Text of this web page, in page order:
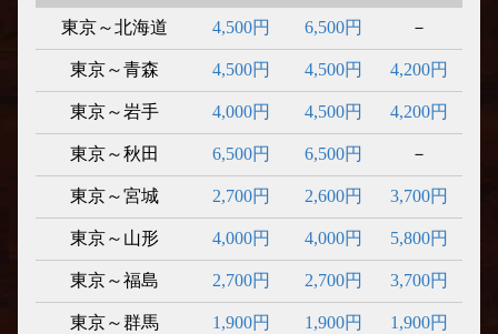
東京～北海道 4,500円 6,500円 －
東京～青森 4,500円 4,500円 4,200円
東京～岩手 4,000円 4,500円 4,200円
東京～秋田 6,500円 6,500円 －
東京～宮城 2,700円 2,600円 3,700円
東京～山形 4,000円 4,000円 5,800円
東京～福島 2,700円 2,700円 3,700円
東京～群馬 1,900円 1,900円 1,900円